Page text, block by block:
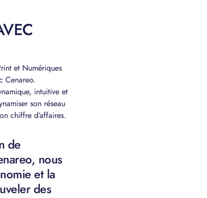
et Numériques
Cenareo.
intuitive et
son réseau
chiffre d’affaires.
de
nous
et la
des